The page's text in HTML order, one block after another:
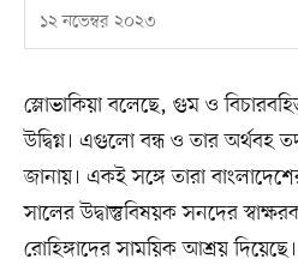
১২ নভেম্বর ২০২৩
স্লোভাকিয়া বলেছে, গুম ও
উদ্বিগ্ন। এগুলো বন্ধ ও তার অর্থবহ
জানায়। একই সঙ্গে তারা
সালের উদ্বাস্তুবিষয়ক সনদের
রোহিঙ্গাদের সাময়িক আশ্রয় দিয়েছে।